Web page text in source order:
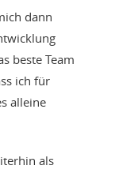
dann
beste Team
ich für
alleine
als